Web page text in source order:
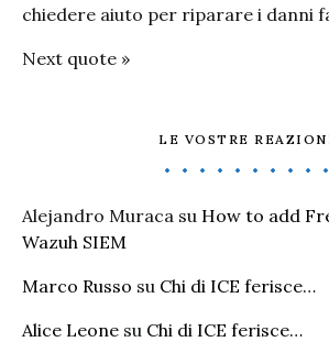
chiedere aiuto per riparare i danni
Next quote »
LE VOSTRE
Alejandro Muraca su How to add
Wazuh SIEM
Marco Russo su Chi di ICE ferisce…
Alice Leone su Chi di ICE ferisce…